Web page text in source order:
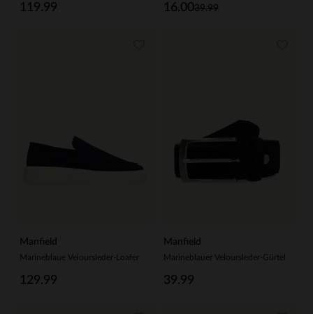
119.99 39.99
16.00
Manfield
Marineblaue Veloursleder-Loafer
129.99
Manfield
Marineblauer Veloursleder-Gürtel
39.99